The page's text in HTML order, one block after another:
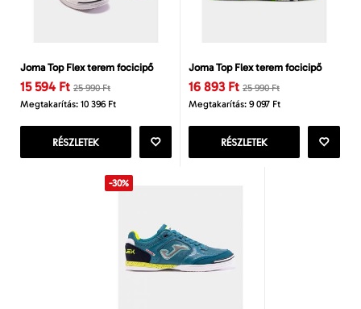
Joma Top Flex terem focicipő
15 594 Ft 25 990 Ft
Megtakarítás: 10 396 Ft
RÉSZLETEK
Joma Top Flex terem focicipő
16 893 Ft 25 990 Ft
Megtakarítás: 9 097 Ft
RÉSZLETEK
-30%